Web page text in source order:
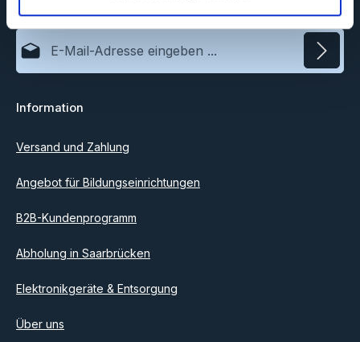
E-Mail-Adresse*
Ich habe dieDatenschutzbestimmungen
einverstanden.
Information
Versand und Zahlung
Angebot für Bildungseinrichtungen
B2B-Kundenprogramm
Abholung in Saarbrücken
Elektronikgeräte & Entsorgung
Über uns